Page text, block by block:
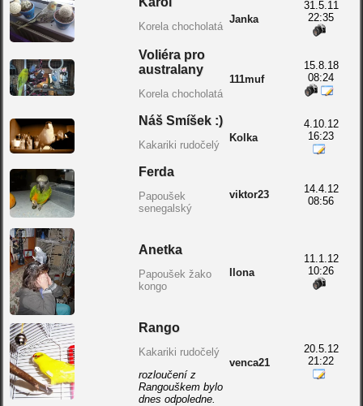
Korela chocholatá
Janka
31.5.11
22:35
Voliéra pro
australany
Korela chocholatá
111muf
15.8.18
08:24
Náš Smíšek :)
Kakariki rudočelý
Kolka
4.10.12
16:23
Ferda
Papoušek
senegalský
viktor23
14.4.12
08:56
Anetka
Papoušek žako
kongo
Ilona
11.1.12
10:26
Rango
Kakariki rudočelý
rozloučení z
Rangouškem bylo
dnes odpoledne.
venca21
20.5.12
21:22